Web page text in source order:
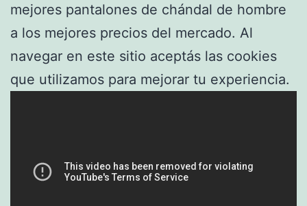
mejores pantalones de chándal de hombre
a los mejores precios del mercado. Al
navegar en este sitio aceptás las cookies
que utilizamos para mejorar tu experiencia.